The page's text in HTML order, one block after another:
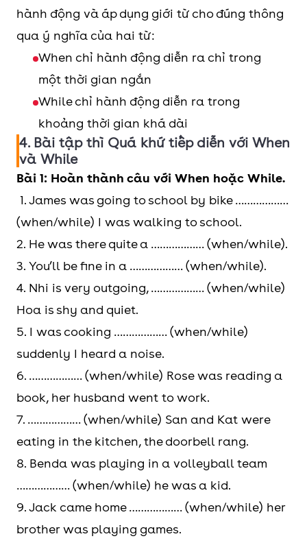
hành động và áp dụng giới từ cho đúng thông
qua ý nghĩa của hai từ:
When chỉ hành động diễn ra chỉ trong
một thời gian ngắn
While chỉ hành động diễn ra trong
khoảng thời gian khá dài
4. Bài tập thì Quá khứ tiếp diễn với When
và While
Bài 1: Hoàn thành câu với When hoặc While.
1. James was going to school by bike ………………
(when/while) I was walking to school.
2. He was there quite a ……………… (when/while).
3. You’ll be fine in a ……………… (when/while).
4. Nhi is very outgoing, ……………… (when/while)
Hoa is shy and quiet.
5. I was cooking ……………… (when/while)
suddenly I heard a noise.
6. ……………… (when/while) Rose was reading a
book, her husband went to work.
7. ……………… (when/while) San and Kat were
eating in the kitchen, the doorbell rang.
8. Benda was playing in a volleyball team
……………… (when/while) he was a kid.
9. Jack came home ……………… (when/while) her
brother was playing games.